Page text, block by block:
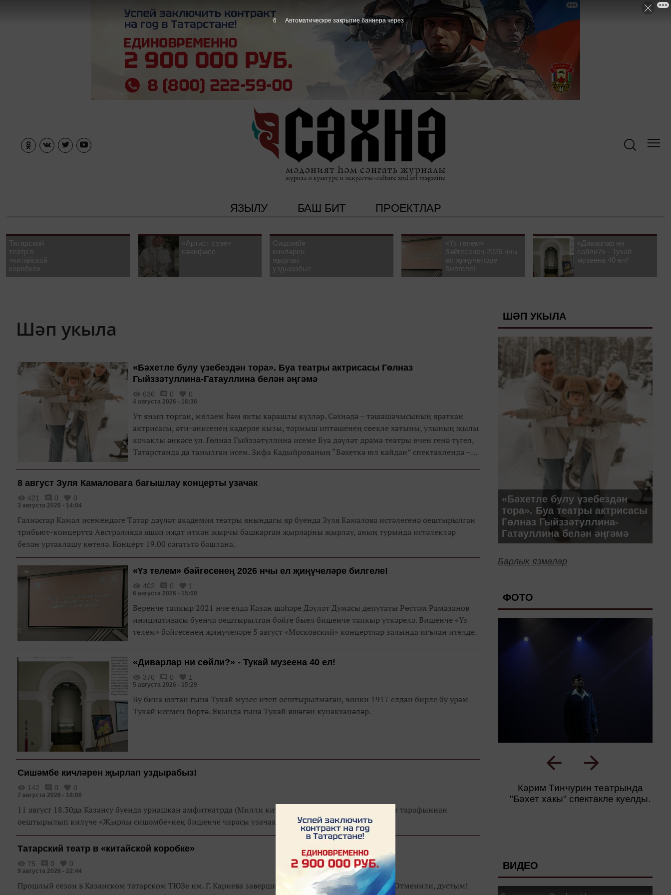
ЯЗЫЛУ БАШ БИТ ПРОЕКТЛАР
Татарский
театр в
«китайской
коробке»
«Артист сүзе»
сәхифәсе
Сишәмбе
кичләрен
җырлап
уздырабыз!
«Үз телем»
бәйгесенең 2026 нчы
ел җиңүчеләре
билгеле!
«Диварлар ни
сөйли?» - Тукай
музеена 40 ел!
Шәп укыла
«Бәхетле булу үзебездән тора». Буа театры актрисасы Гөлназ
Гыйззәтуллина-Гатауллина белән әңгәмә
636 0 0
4 августа 2026 - 16:36
Ут янып торган, мөлаем һәм якты карашлы күзләр. Сәхнәдә – ташашачысының яраткан
актрисасы, әти-әнисенең кадерле кызы, тормыш иптәшенең сөекле хатыны, улының җылы
кочаклы әнкәсе ул. Гөлназ Гыйззәтуллина исеме Буа дәүләт драма театры өчен генә түгел,
Татарстанда да танылган исем. Зифа Кадыйрованың “Бәхеткә юл кайдан” спектаклендә –
рольләре белән тамашачының йөрәгенә юл ярган Татарстанның атказанган артисты
8 август Зуля Камаловага багышлау концерты узачак
421 0 0
3 августа 2026 - 14:04
Галиәсгар Камал исемендәге Татар дәүләт академия театры янындагы яр буенда Зуля Камалова истәлегенә оештырылган
трибьют-концертта Австралиядә яшәп иҗат иткән җырчы башкарган җырларны җырлау, аның турында истәлекләр
белән уртаклашу көтелә. Концерт 19.00 сәгатьтә башлана.
«Үз телем» бәйгесенең 2026 нчы ел җиңүчеләре билгеле!
402 0 1
6 августа 2026 - 15:00
Беренче тапкыр 2021 нче елда Казан шәһәре Дәүләт Думасы депутаты Рөстәм Рамазанов
инициативасы буенча оештырылган бәйге быел бишенче тапкыр үткәрелә. Бишенче «Үз
телем» бәйгесенең җиңүчеләре 5 август «Московский» концертлар залында игълан ителде.
«Диварлар ни сөйли?» - Тукай музеена 40 ел!
376 0 1
5 августа 2026 - 15:29
Бу бина юктан гына Тукай музее итеп оештырылмаган, чөнки 1917 елдан бирле бу урам
Тукай исемен йөртә. Якында гына Тукай яшәгән кунакханәләр.
Сишәмбе кичләрен җырлап уздырабыз!
142 0 0
7 августа 2026 - 18:00
11 август 18.30да Казансу буенда урнашкан амфитеатрда (Милли китапханә астында) Казан Мэриясе тарафыннан
оештырылып килүче «Җырлы сишәмбе»нең бишенче чарасы узачак.
Татарский театр в «китайской коробке»
75 0 0
9 августа 2026 - 22:44
Прошлый сезон в Казанском татарском ТЮЗе им. Г. Кариева завершился премьерной постановкой «Отменили, дустым!
ШӘП УКЫЛА
«Бәхетле булу үзебездән
тора». Буа театры актрисасы
Гөлназ Гыйззәтуллина-
Гатауллина белән әңгәмә
Барлык язмалар
ФОТО
Кәрим Тинчурин театрында
"Бәхет хакы" спектакле куелды.
ВИДЕО
5 Автоматическое закрытие баннера через